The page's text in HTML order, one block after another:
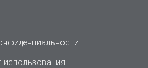
использования